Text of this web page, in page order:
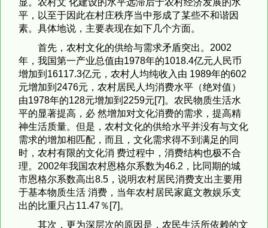
平，以至于因此在村庄秩序当中形成了某些不和谐因
素。具体地说，主要表现在如下几个方面。
首先，农村文化的供给与需求矛盾突出。2002
年，我国第一产业总值由1978年的1018.4亿元人民币
增加到16117.3亿元，农村人均纯收入由 1989年的602
元增加到2476元，农村居民人均消费水平（绝对值）
由1978年的128元增加到2259元[7]。农民物质生活水
平的显著提高，必 然增加对文化消费的需求，提高精
神生活质量。但是，农村文化的供给水平并没有与文化
需求的增加相匹配，而且，文化需求得不到满足的同
时，农村有限的文化消 费过程中，消费结构也极不合
理。2002年我国农村恩格尔系数为46.2，比同期的城
市恩格尔系数高出8.5，说明农村居民消费支出主要用
于基本物质生活 消费，当年农村居民家庭文教娱乐支
出的比重只占11.47％[7]。
其次，更为深层次的原因是，农民生活所依赖的文